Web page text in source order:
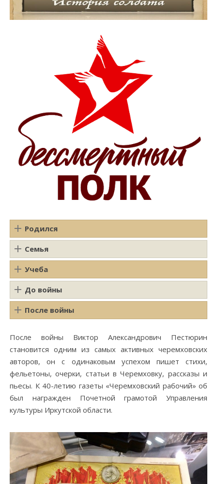
Родился
Семья
Учеба
До войны
После войны
После войны Виктор Александрович Пестюрин
становится одним из самых активных черемховских
авторов, он с одинаковым успехом пишет стихи,
фельетоны, очерки, статьи в Черемховку, рассказы и
пьесы. К 40-летию газеты «Черемховский рабочий» об
был награжден Почетной грамотой Управления
культуры Иркутской области.